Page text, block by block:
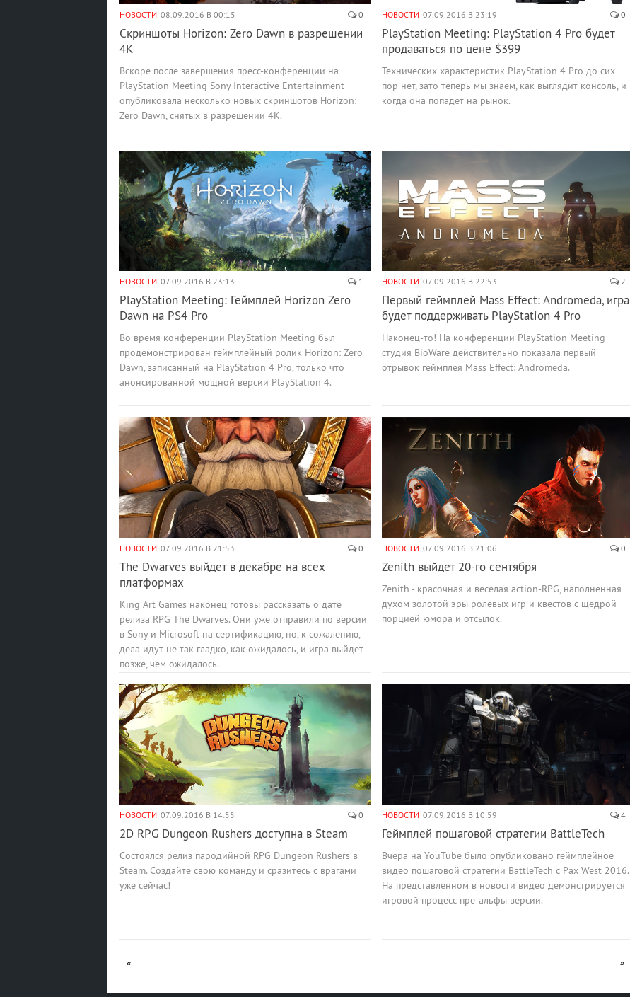
НОВОСТИ 08.09.2016 В 00:15 0
Скриншоты Horizon: Zero Dawn в разрешении
4K
Вскоре после завершения пресс-конференции на
PlayStation Meeting Sony Interactive Entertainment
опубликовала несколько новых скриншотов Horizon:
Zero Dawn, снятых в разрешении 4К.
НОВОСТИ 07.09.2016 В 23:19 0
PlayStation Meeting: PlayStation 4 Pro будет
продаваться по цене $399
Технических характеристик PlayStation 4 Pro до сих
пор нет, зато теперь мы знаем, как выглядит консоль, и
когда она попадет на рынок.
НОВОСТИ 07.09.2016 В 23:13 1
PlayStation Meeting: Геймплей Horizon Zero
Dawn на PS4 Pro
Во время конференции PlayStation Meeting был
продемонстрирован геймплейный ролик Horizon: Zero
Dawn, записанный на PlayStation 4 Pro, только что
анонсированной мощной версии PlayStation 4.
НОВОСТИ 07.09.2016 В 22:53 2
Первый геймплей Mass Effect: Andromeda, игра
будет поддерживать PlayStation 4 Pro
Наконец-то! На конференции PlayStation Meeting
студия BioWare действительно показала первый
отрывок геймплея Mass Effect: Andromeda.
НОВОСТИ 07.09.2016 В 21:53 0
The Dwarves выйдет в декабре на всех
платформах
King Art Games наконец готовы рассказать о дате
релиза RPG The Dwarves. Они уже отправили по версии
в Sony и Microsoft на сертификацию, но, к сожалению,
дела идут не так гладко, как ожидалось, и игра выйдет
позже, чем ожидалось.
НОВОСТИ 07.09.2016 В 21:06 0
Zenith выйдет 20-го сентября
Zenith - красочная и веселая action-RPG, наполненная
духом золотой эры ролевых игр и квестов с щедрой
порцией юмора и отсылок.
НОВОСТИ 07.09.2016 В 14:55 0
2D RPG Dungeon Rushers доступна в Steam
Cостоялся релиз пародийной RPG Dungeon Rushers в
Steam. Создайте свою команду и сразитесь с врагами
уже сейчас!
НОВОСТИ 07.09.2016 В 10:59 4
Геймплей пошаговой стратегии BattleTech
Вчера на YouTube было опубликовано геймплейное
видео пошаговой стратегии BattleTech с Pax West 2016.
На представленном в новости видео демонстрируется
игровой процесс пре-альфы версии.
« »